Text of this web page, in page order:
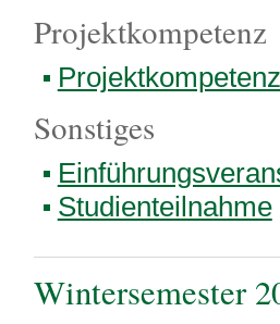
Projektkompetenz
Sonstiges
Studienteilnahme
Wintersemester